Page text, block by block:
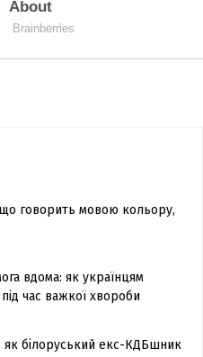
що говорить мовою кольору,
вдома: як українцям
час важкої хвороби
як білоруський екс-КДБшник